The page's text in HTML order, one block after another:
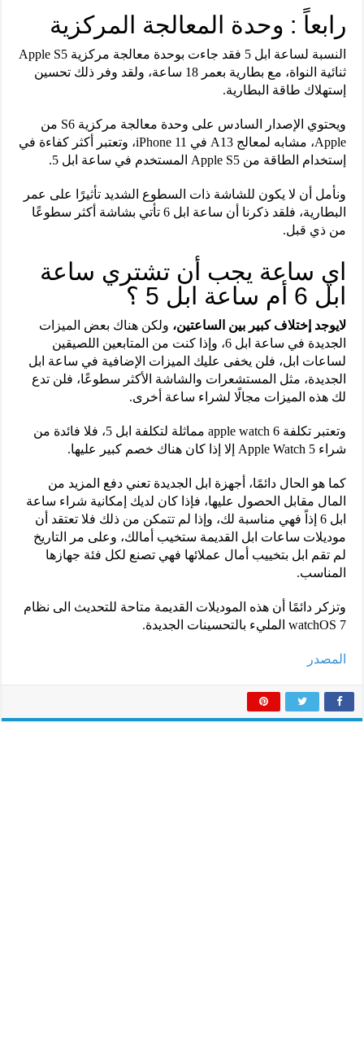
رابعاً : وحدة المعالجة المركزية
النسبة لساعة ابل 5 فقد جاءت بوحدة معالجة مركزية Apple S5
ثنائية النواة، مع بطارية بعمر 18 ساعة، ولقد وفر ذلك تحسين
إستهلاك طاقة البطارية.
ويحتوي الإصدار السادس على وحدة معالجة مركزية S6 من
Apple، مشابه لمعالج A13 في iPhone 11، وتعتبر أكثر كفاءة في
إستخدام الطاقة من Apple S5 المستخدم في ساعة ابل 5.
ونأمل أن لا يكون للشاشة ذات السطوع الشديد تأثيرًا على عمر
البطارية، فلقد ذكرنا أن ساعة ابل 6 تأتي بشاشة أكثر سطوعًا
من ذي قبل.
اي ساعة يجب أن تشتري ساعة
ابل 6 أم ساعة ابل 5 ؟
لايوجد إختلاف كبير بين الساعتين،ولكن هناك بعض الميزات
الجديدة في ساعة ابل 6، وإذا كنت من المتابعين اللصيقين
لساعات ابل، فلن يخفى عليك الميزات الإضافية في ساعة ابل
الجديدة، مثل المستشعرات والشاشة الأكثر سطوعًا، فلن تدع
لك هذه الميزات مجالًا لشراء ساعة أخرى.
وتعتبر تكلفة apple watch 6 مماثلة لتكلفة ابل 5، فلا فائدة من
شراء Apple Watch 5 إلا إذا كان هناك خصم كبير عليها.
كما هو الحال دائمًا، أجهزة ابل الجديدة تعني دفع المزيد من
المال مقابل الحصول عليها، فإذا كان لديك إمكانية شراء ساعة
ابل 6 إذاً فهي مناسبة لك، وإذا لم تتمكن من ذلك فلا تعتقد أن
موديلات ساعات ابل القديمة ستخيب أمالك، وعلى مر التاريخ
لم تقم ابل بتخييب أمال عملائها فهي تصنع لكل فئة جهازها
المناسب.
وتزكر دائمًا أن هذه الموديلات القديمة متاحة للتحديث الى نظام
watchOS 7 المليء بالتحسينات الجديدة.
المصدر